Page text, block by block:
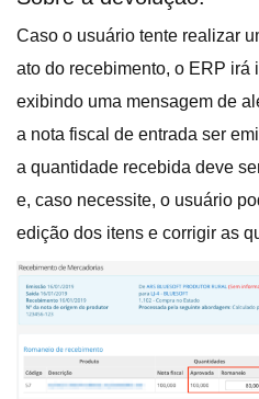
Caso o usuário tente realizar
ato do recebimento, o ERP irá
exibindo uma mensagem de
a nota fiscal de entrada ser
a quantidade recebida deve
e, caso necessite, o usuário
edição dos itens e corrigir as